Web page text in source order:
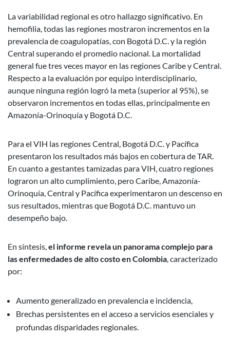
La variabilidad regional es otro hallazgo significativo. En
hemofilia, todas las regiones mostraron incrementos en la
prevalencia de coagulopatías, con Bogotá D.C. y la región
Central superando el promedio nacional. La mortalidad
general fue tres veces mayor en las regiones Caribe y Central.
Respecto a la evaluación por equipo interdisciplinario,
aunque ninguna región logró la meta (superior al 95%), se
observaron incrementos en todas ellas, principalmente en
Amazonía-Orinoquía y Bogotá D.C.
Para el VIH las regiones Central, Bogotá D.C. y Pacífica
presentaron los resultados más bajos en cobertura de TAR.
En cuanto a gestantes tamizadas para VIH, cuatro regiones
lograron un alto cumplimiento, pero Caribe, Amazonía-
Orinoquía, Central y Pacífica experimentaron un descenso en
sus resultados, mientras que Bogotá D.C. mantuvo un
desempeño bajo.
En síntesis,el informe revela un panorama complejo para
las enfermedades de alto costo en Colombia, caracterizado
por:
Aumento generalizado en prevalencia e incidencia,
Brechas persistentes en el acceso a servicios esenciales y
profundas disparidades regionales.